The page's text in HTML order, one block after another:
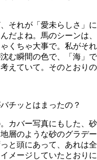
それが「愛未らしさ」に
だよね。馬のシーンは、
くちゃ大事で。私がそれ
む瞬間の色で、「海」で
えていて。そのとおりの
チッとはまったの？
カバー写真にもした、砂
層のような砂のグラデー
と頭にあって、あれは全
メージしていたとおりに